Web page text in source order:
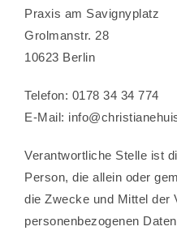
Praxis am Savignyplatz
Grolmanstr. 28
10623 Berlin
Telefon: 0178 34 34 774
E-Mail:
Verantwortliche Stelle ist
Person, die allein oder
die Zwecke und Mittel der
personenbezogenen